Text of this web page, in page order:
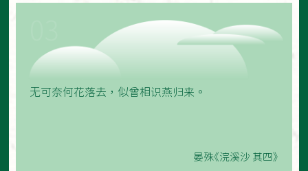
无可奈何花落去，似曾相识燕归来。
晏殊《浣溪沙 其四》